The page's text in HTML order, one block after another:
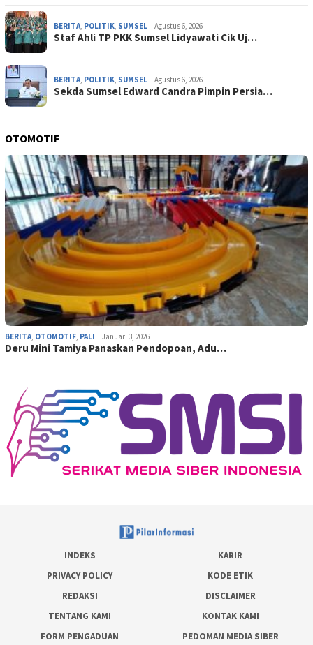
BERITA POLITIK SUMSEL Agustus 6, 2026
Staf Ahli TP PKK Sumsel Lidyawati Cik Uj…
BERITA POLITIK SUMSEL Agustus 6, 2026
Sekda Sumsel Edward Candra Pimpin Persia…
OTOMOTIF
BERITA, OTOMOTIF, PALI Januari 3, 2026
Deru Mini Tamiya Panaskan Pendopoan, Adu…
INDEKS
KARIR
PRIVACY POLICY
KODE ETIK
REDAKSI
DISCLAIMER
TENTANG KAMI
KONTAK KAMI
FORM PENGADUAN
PEDOMAN MEDIA SIBER